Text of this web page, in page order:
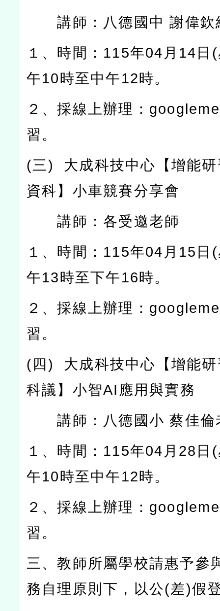
講師：八德國中 謝偉欽
１、時間： 115年04 月 14 日 (
午10時至中午12時。
２、採線上辦理：
習。
(三) 大成科技中心【增能
資科】小車競賽分享會
講師：各受邀老師
１、時間： 115年04 月 15 日 (
午13時至下午16時。
２、採線上辦理：
習。
(四) 大成科技中心【增能
科議】小智AI 應用與實務
講師：八德國小 蔡佳倫
１、時間： 115年04 月 28 日 (
午10時至中午12時。
２、採線上辦理：
習。
三、教師所屬學校請惠予參
務自理原則下，以公(差)假